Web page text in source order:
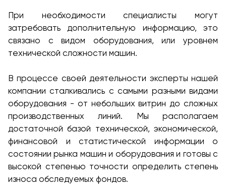
При необходимости специалисты могут
затребовать дополнительную информацию, это
связано с видом оборудования, или уровнем
технической сложности машин.
В процессе своей деятельности эксперты нашей
компании сталкивались с самыми разными видами
оборудования - от небольших витрин до сложных
производственных линий. Мы располагаем
достаточной базой технической, экономической,
финансовой и статистической информации о
состоянии рынка машин и оборудования и готовы с
высокой степенью точности определить степень
износа обследуемых фондов.